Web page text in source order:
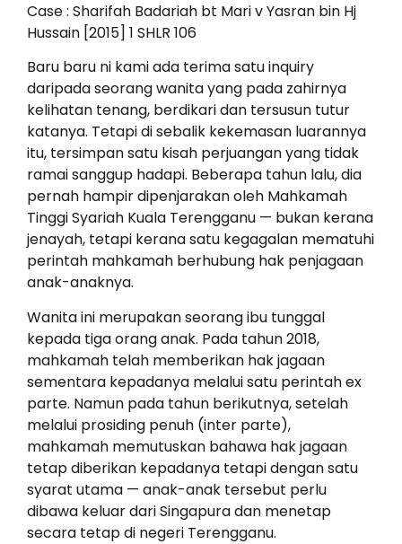
Case : Sharifah Badariah bt Mari v Yasran bin Hj
Hussain [2015] 1 SHLR 106
Baru baru ni kami ada terima satu inquiry
daripada seorang wanita yang pada zahirnya
kelihatan tenang, berdikari dan tersusun tutur
katanya. Tetapi di sebalik kekemasan luarannya
itu, tersimpan satu kisah perjuangan yang tidak
ramai sanggup hadapi. Beberapa tahun lalu, dia
pernah hampir dipenjarakan oleh Mahkamah
Tinggi Syariah Kuala Terengganu — bukan kerana
jenayah, tetapi kerana satu kegagalan mematuhi
perintah mahkamah berhubung hak penjagaan
anak-anaknya.
Wanita ini merupakan seorang ibu tunggal
kepada tiga orang anak. Pada tahun 2018,
mahkamah telah memberikan hak jagaan
sementara kepadanya melalui satu perintah ex
parte. Namun pada tahun berikutnya, setelah
melalui prosiding penuh (inter parte),
mahkamah memutuskan bahawa hak jagaan
tetap diberikan kepadanya tetapi dengan satu
syarat utama — anak-anak tersebut perlu
dibawa keluar dari Singapura dan menetap
secara tetap di negeri Terengganu.